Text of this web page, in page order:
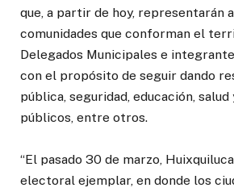
que, a partir de hoy, representarán
comunidades que conforman el
Delegados Municipales e
con el propósito de seguir dando
pública, seguridad, educación,
públicos, entre otros.
“El pasado 30 de marzo,
electoral ejemplar, en donde los